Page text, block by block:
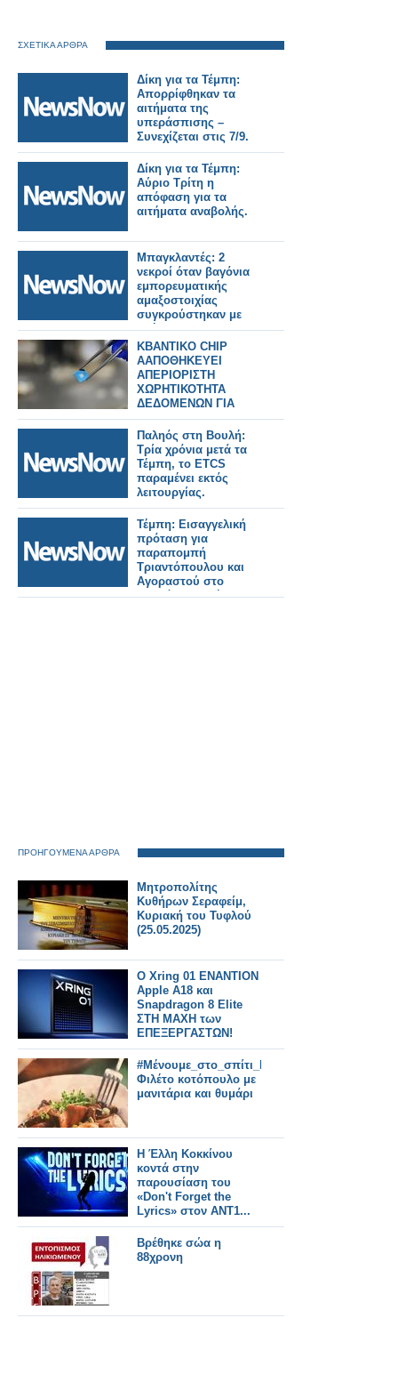
ΣΧΕΤΙΚΑ ΑΡΘΡΑ
Δίκη για τα Τέμπη:
Απορρίφθηκαν τα
αιτήματα της
υπεράσπισης –
Συνεχίζεται στις 7/9.
Δίκη για τα Τέμπη:
Αύριο Τρίτη η
απόφαση για τα
αιτήματα αναβολής.
Μπαγκλαντές: 2
νεκροί όταν βαγόνια
εμπορευματικής
αμαξοστοιχίας
συγκρούστηκαν με
οχήματα.
KBANTIKO CHIP
ΑΑΠΟΘΗΚΕΥΕΙ
ΑΠΕΡΙΟΡΙΣΤΗ
ΧΩΡΗΤΙΚΟΤΗΤΑ
ΔΕΔΟΜΕΝΩΝ ΓΙΑ
ΜΝΗΜΗ Α.Ι.
Παληός στη Βουλή:
Τρία χρόνια μετά τα
Τέμπη, το ETCS
παραμένει εκτός
λειτουργίας.
Τέμπη: Εισαγγελική
πρόταση για
παραπομπή
Τριαντόπουλου και
Αγοραστού στο
Ειδικό Δικαστήριο.
ΠΡΟΗΓΟΥΜΕΝΑ ΑΡΘΡΑ
Μητροπολίτης
Κυθήρων Σεραφείμ,
Κυριακή του Τυφλού
(25.05.2025)
Ο Xring 01 ΕΝΑΝΤΙΟΝ
Apple A18 και
Snapdragon 8 Elite
ΣΤΗ ΜΑΧΗ των
ΕΠΕΞΕΡΓΑΣΤΩΝ!
Φιλέτο κοτόπουλο με
μανιτάρια και θυμάρι
Η Έλλη Κοκκίνου
κοντά στην
παρουσίαση του
«Don't Forget the
Lyrics» στον ΑΝΤ1...
Βρέθηκε σώα η
88χρονη